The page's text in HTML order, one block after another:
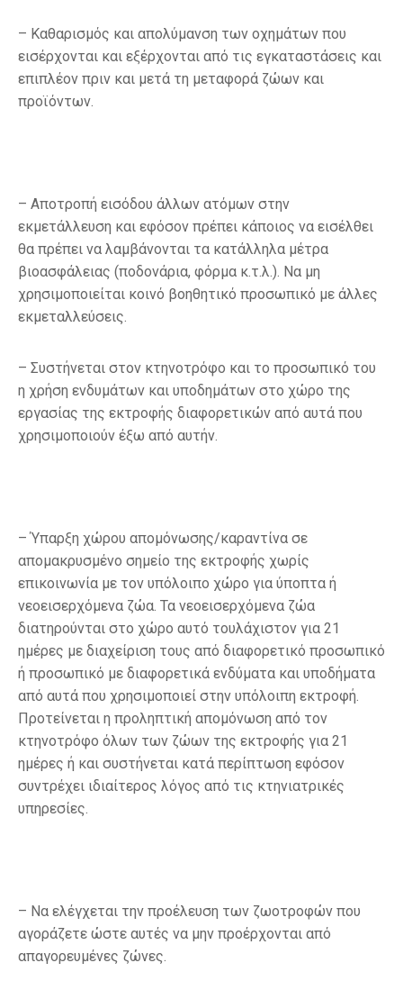
– Καθαρισμός και απολύμανση των οχημάτων που
εισέρχονται και εξέρχονται από τις εγκαταστάσεις και
επιπλέον πριν και μετά τη μεταφορά ζώων και
προϊόντων.
– Αποτροπή εισόδου άλλων ατόμων στην
εκμετάλλευση και εφόσον πρέπει κάποιος να εισέλθει
θα πρέπει να λαμβάνονται τα κατάλληλα μέτρα
βιοασφάλειας (ποδονάρια, φόρμα κ.τ.λ.). Να μη
χρησιμοποιείται κοινό βοηθητικό προσωπικό με άλλες
εκμεταλλεύσεις.
– Συστήνεται στον κτηνοτρόφο και το προσωπικό του
η χρήση ενδυμάτων και υποδημάτων στο χώρο της
εργασίας της εκτροφής διαφορετικών από αυτά που
χρησιμοποιούν έξω από αυτήν.
– Ύπαρξη χώρου απομόνωσης/καραντίνα σε
απομακρυσμένο σημείο της εκτροφής χωρίς
επικοινωνία με τον υπόλοιπο χώρο για ύποπτα ή
νεοεισερχόμενα ζώα. Τα νεοεισερχόμενα ζώα
διατηρούνται στο χώρο αυτό τουλάχιστον για 21
ημέρες με διαχείριση τους από διαφορετικό προσωπικό
ή προσωπικό με διαφορετικά ενδύματα και υποδήματα
από αυτά που χρησιμοποιεί στην υπόλοιπη εκτροφή.
Προτείνεται η προληπτική απομόνωση από τον
κτηνοτρόφο όλων των ζώων της εκτροφής για 21
ημέρες ή και συστήνεται κατά περίπτωση εφόσον
συντρέχει ιδιαίτερος λόγος από τις κτηνιατρικές
υπηρεσίες.
– Να ελέγχεται την προέλευση των ζωοτροφών που
αγοράζετε ώστε αυτές να μην προέρχονται από
απαγορευμένες ζώνες.